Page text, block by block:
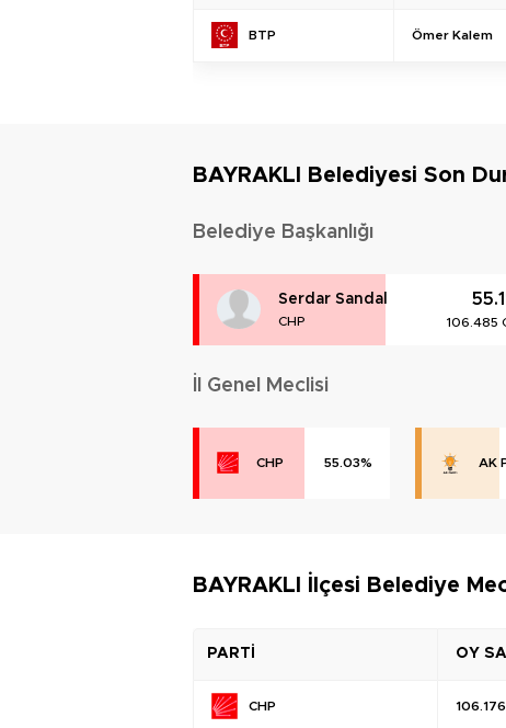
BTP Ömer Kalem
BAYRAKLI Belediyesi Son
Belediye Başkanlığı
Serdar Sandal
CHP 106.485
İl Genel Meclisi
CHP 55.03% AK
BAYRAKLI İlçesi Belediye
PARTİ OY
CHP 106.176